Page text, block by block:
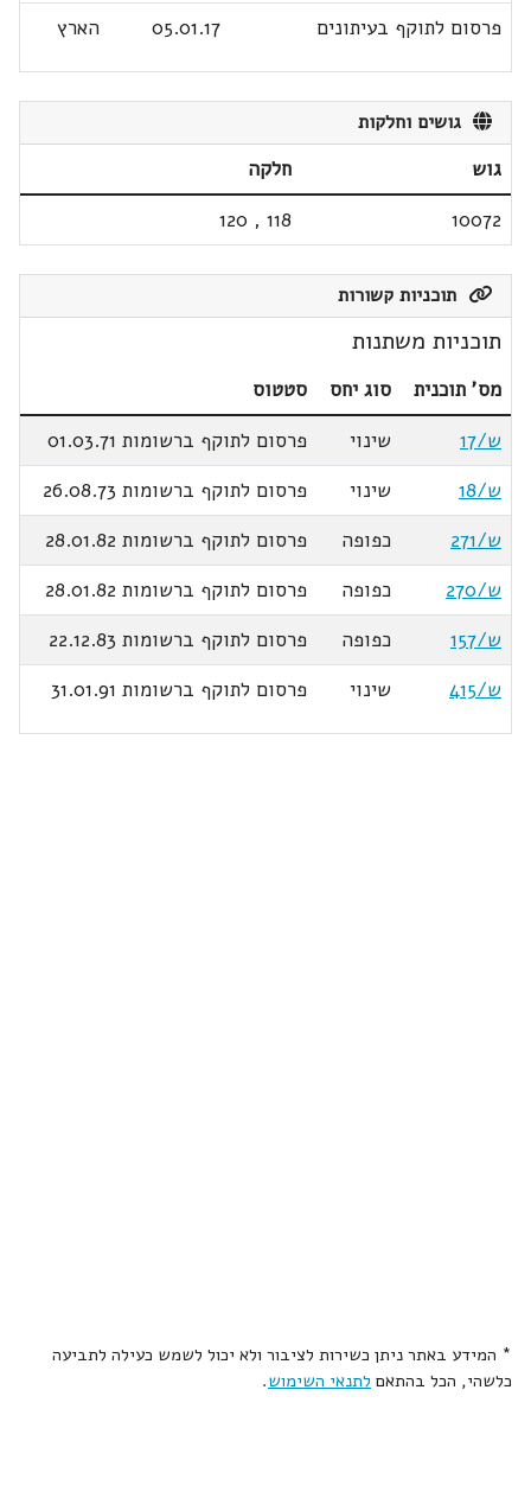
פרסום לתוקף בעיתונים
05.01.17 הארץ
גושים וחלקות
גוש
חלקה
10072
118
,
120
תוכניות קשורות
תוכניות משתנות
מס' תוכנית סוג יחס
סטטוס
ש/17
שינוי
פרסום לתוקף ברשומות 01.03.71
ש/18
שינוי
פרסום לתוקף ברשומות 26.08.73
ש/271
כפופה
פרסום לתוקף ברשומות 28.01.82
ש/270
כפופה
פרסום לתוקף ברשומות 28.01.82
ש/157
כפופה
פרסום לתוקף ברשומות 22.12.83
ש/415
שינוי פרסום לתוקף ברשומות 31.01.91
* המידע באתר ניתן כשירות לציבור ולא יכול לשמש כעילה לתביעה
כלשהי, הכל בהתאם לתנאי השימוש.